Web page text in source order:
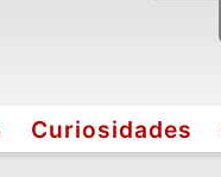
Curiosidades